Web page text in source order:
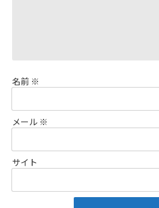
名前 ※
メール ※
サイト